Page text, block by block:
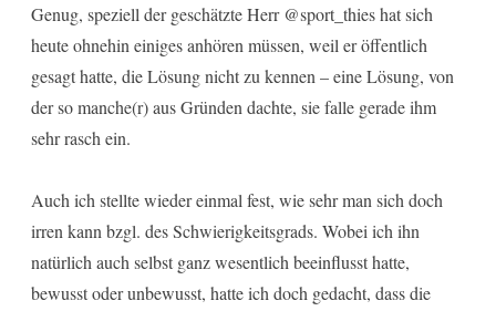
Genug, speziell der geschätzte Herr @sport_thies hat sich
heute ohnehin einiges anhören müssen, weil er öffentlich
gesagt hatte, die Lösung nicht zu kennen – eine Lösung, von
der so manche(r) aus Gründen dachte, sie falle gerade ihm
sehr rasch ein.
Auch ich stellte wieder einmal fest, wie sehr man sich doch
irren kann bzgl. des Schwierigkeitsgrads. Wobei ich ihn
natürlich auch selbst ganz wesentlich beeinflusst hatte,
bewusst oder unbewusst, hatte ich doch gedacht, dass die